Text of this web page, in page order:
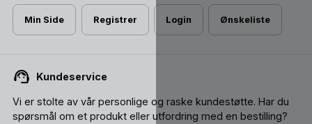
Min Side Registrer Login Ønskeliste
Kundeservice
Vi er stolte av vår personlige og raske kundestøtte. Har du
spørsmål om et produkt eller utfordring med en bestilling?